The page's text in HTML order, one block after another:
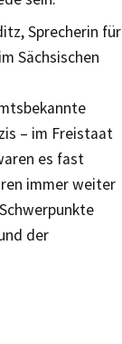
Sprecherin für
Sächsischen
– im Freistaat
es fast
immer weiter
der